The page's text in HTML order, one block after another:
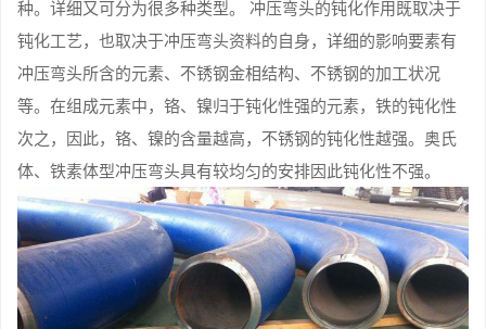
种。详细又可分为很多种类型。 冲压弯头的钝化作用既取决于
钝化工艺，也取决于冲压弯头资料的自身，详细的影响要素有
冲压弯头所含的元素、不锈钢金相结构、不锈钢的加工状况
等。在组成元素中，铬、镍归于钝化性强的元素，铁的钝化性
次之，因此，铬、镍的含量越高，不锈钢的钝化性越强。奥氏
体、铁素体型冲压弯头具有较均匀的安排因此钝化性不强。